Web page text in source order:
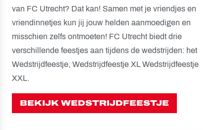
van FC Utrecht? Dat kan! Samen met je vriendjes en
vriendinnetjes kun jij jouw helden aanmoedigen en
misschien zelfs ontmoeten! FC Utrecht biedt drie
verschillende feestjes aan tijdens de wedstrijden: het
Wedstrijdfeestje, Wedstrijdfeestje XL Wedstrijdfeestje
XXL.
BEKIJK WEDSTRIJDFEESTJE